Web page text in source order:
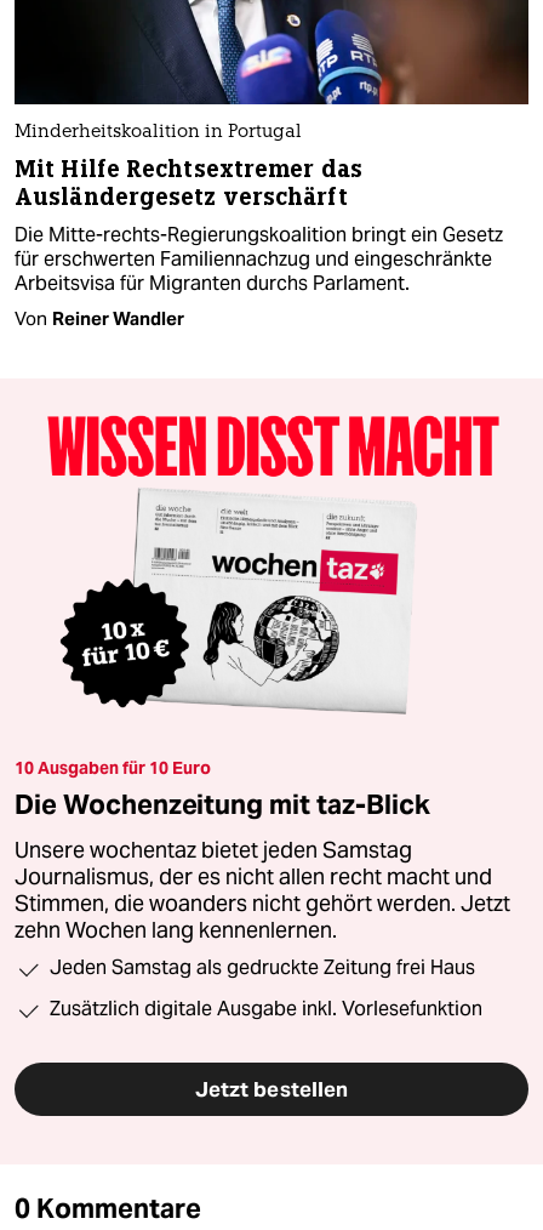
Minderheitskoalition in Portugal
Mit Hilfe Rechtsextremer das
Ausländergesetz verschärft​ ​
Die Mitte-rechts-Regierungskoalition bringt ein Gesetz
für erschwerten Familiennachzug und eingeschränkte
Arbeitsvisa für Migranten durchs Parlament.
Von Reiner Wandler
10 Ausgaben für 10 Euro
Die Wochenzeitung mit taz-Blick
Unsere wochentaz bietet jeden Samstag
Journalismus, der es nicht allen recht macht und
Stimmen, die woanders nicht gehört werden. Jetzt
zehn Wochen lang kennenlernen.
Jeden Samstag als gedruckte Zeitung frei Haus
Zusätzlich digitale Ausgabe inkl. Vorlesefunktion
Jetzt bestellen
0 Kommentare